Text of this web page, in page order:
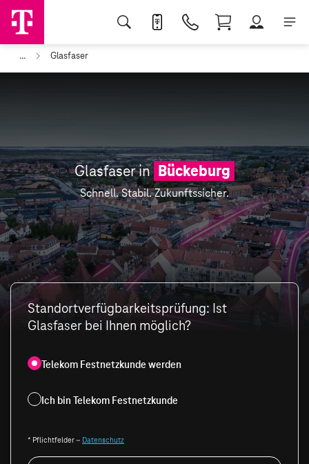
... Glasfaser
Glasfaser in Bückeburg
Schnell. Stabil. Zukunftssicher.
Standortverfügbarkeitsprüfung: Ist
Glasfaser bei Ihnen möglich?
Telekom Festnetzkunde werden
Ich bin Telekom Festnetzkunde
* Pflichtfelder – Datenschutz